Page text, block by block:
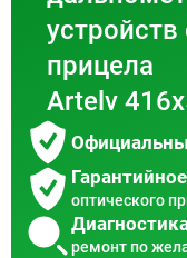
устройств
прицела
Artelv
оптического
ремонт по